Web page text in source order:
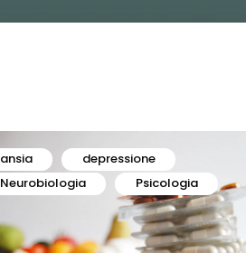
ansia
depressione
Neurobiologia
Psicologia